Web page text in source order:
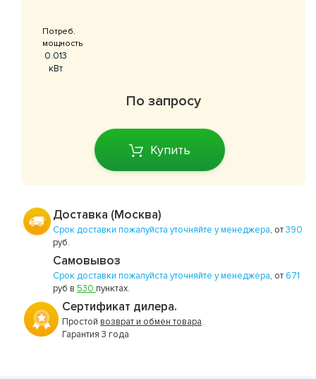
Потреб.
мощность
0.013
кВт
По запросу
Купить
Доставка (Москва)
Срок доставки пожалуйста уточняйте у менеджера, от390
руб.
Самовывоз
Срок доставки пожалуйста уточняйте у менеджера, от 671
руб в 530 пунктах.
Сертификат дилера.
Простой возврат и обмен товара.
Гарантия 3 года